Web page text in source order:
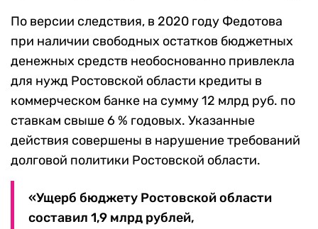
По версии следствия, в 2020 году Федотова
при наличии свободных остатков бюджетных
денежных средств необоснованно привлекла
для нужд Ростовской области кредиты в
коммерческом банке на сумму 12 млрд руб. по
ставкам свыше 6 % годовых. Указанные
действия совершены в нарушение требований
долговой политики Ростовской области.
«Ущерб бюджету Ростовской области
составил 1,9 млрд рублей,